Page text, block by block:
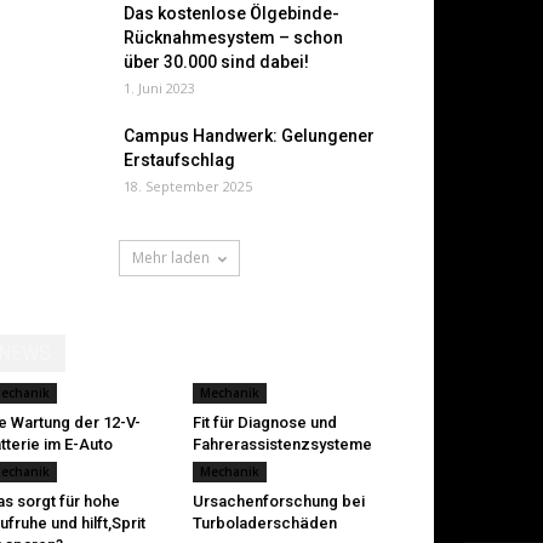
Das kostenlose Ölgebinde-
Rücknahmesystem – schon
über 30.000 sind dabei!
1. Juni 2023
Campus Handwerk: Gelungener
Erstaufschlag
18. September 2025
Mehr laden
Wartung der 12-V-
im E-Auto
Mechanik
Fit für Diagnose und
Fahrerassistenzsysteme
sorgt für hohe
und hilft,Sprit
Mechanik
Ursachenforschung bei
Turboladerschäden